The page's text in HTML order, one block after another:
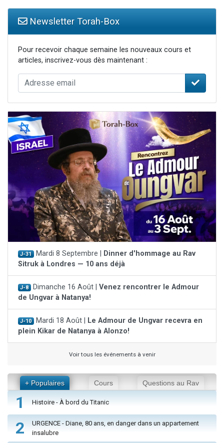
Newsletter Torah-Box
Pour recevoir chaque semaine les nouveaux cours et
articles, inscrivez-vous dès maintenant :
J-31 Mardi 8 Septembre |
Dinner d'hommage au Rav
Sitruk à Londres — 10 ans déjà
J-8 Dimanche 16 Août | Venez rencontrer le Admour
de Ungvar à Natanya!
J-10 Mardi 18 Août |
Le Admour de Ungvar recevra en
plein Kikar de Natanya à Alonzo!
Voir tous les événements à venir
+ Populaires Cours Questions au Rav
1 Histoire - À bord du Titanic
2
URGENCE - Diane, 80 ans, en danger dans un appartement
insalubre